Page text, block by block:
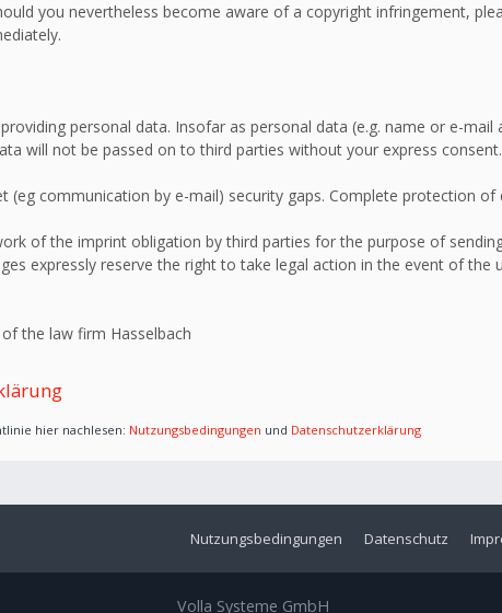
you nevertheless become aware of a copyright infringement,
personal data. Insofar as personal data (e.g. name or e-
will not be passed on to third parties without your express consent.
communication by e-mail) security gaps. Complete protection of
of the imprint obligation by third parties for the purpose of
expressly reserve the right to take legal action in the event of
the law firm Hasselbach
hier nachlesen: Nutzungsbedingungen und Datenschutzerklärung
Datenschutz
Nutzungsbedingungen
Volla Systeme GmbH